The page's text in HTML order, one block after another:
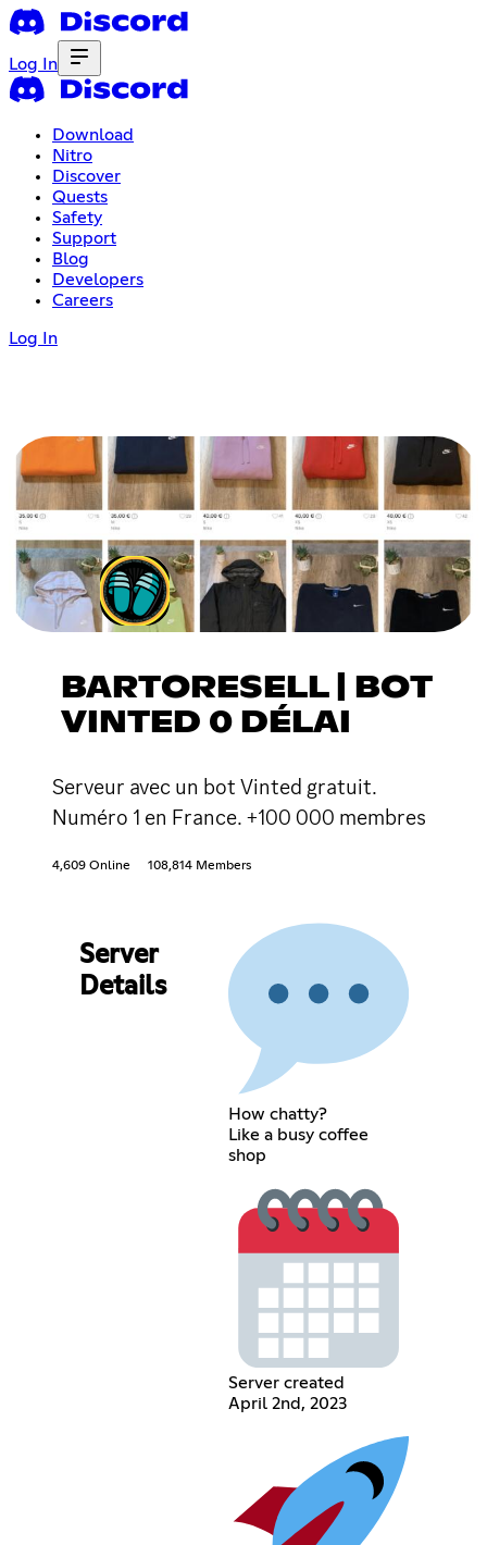
Log In
Download
Nitro
Discover
Quests
Safety
Support
Blog
Developers
Careers
Log In
BARTORESELL | BOT
VINTED 0 DÉLAI
Serveur avec un bot Vinted gratuit.
Numéro 1 en France. +100 000 membres
4,609 Online 108,814 Members
Server
Details
How chatty?
Like a busy coffee
shop
Server created
April 2nd, 2023